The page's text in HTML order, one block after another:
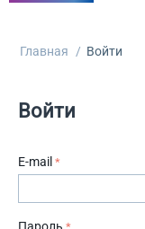
Главная / Войти
Войти
E-mail